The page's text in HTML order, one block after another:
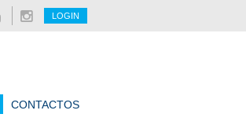
LOGIN
CONTACTOS